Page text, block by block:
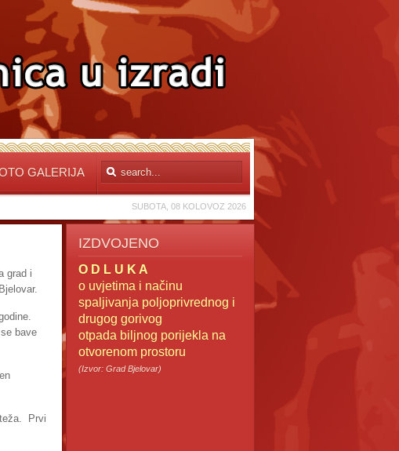
GALERIJA
SUBOTA, 08 KOLOVOZ 2026
grad i
bave
Prvi
IZDVOJENO
O D L U K A
o uvjetima i načinu
spaljivanja poljoprivrednog i
drugog gorivog
otpada biljnog porijekla na
otvorenom prostoru
(Izvor: Grad Bjelovar)